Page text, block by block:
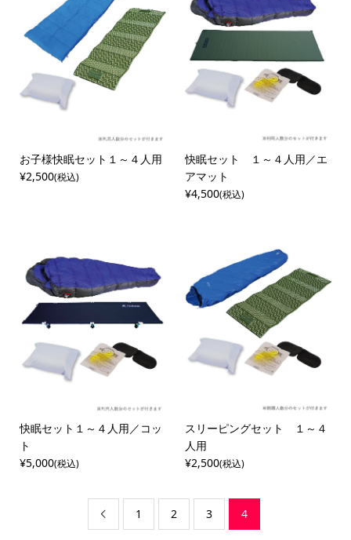
お子様快眠セット１～４人用
¥2,500(税込)
快眠セット １～４人用／エ
アマット
¥4,500(税込)
快眠セット１～４人用／コッ
ト
¥5,000(税込)
スリーピングセット １～４
人用
¥2,500(税込)
 1 2 3 4